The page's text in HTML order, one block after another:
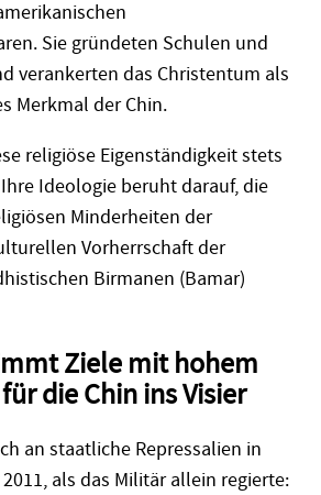
Sie gründeten Schulen und
verankerten das Christentum als
Merkmal der Chin.
religiöse Eigenständigkeit stets
Ideologie beruht da­rauf, die
Minderheiten der
Vorherrschaft der
Birmanen (Bamar)
Ziele mit hohem
die Chin ins Visier
an staatliche Repressalien in
als das Militär allein regierte: